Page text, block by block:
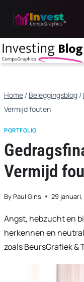
Home / Beleggingsblog /
Vermijd fouten
PORTFOLIO
Vermijd
ByPaul Gins 29 januari,
Angst, hebzucht en
herkennen en
zoals BeursGrafiek &